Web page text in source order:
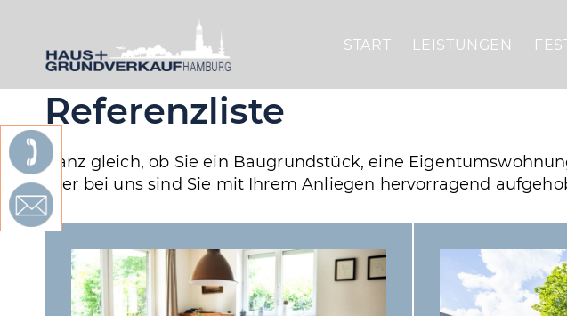
START LEISTUNGEN
Referenz­liste
Ganz gleich, ob Sie ein Baugrundstück, eine
Hier bei uns sind Sie mit Ihrem Anliegen hervorragend